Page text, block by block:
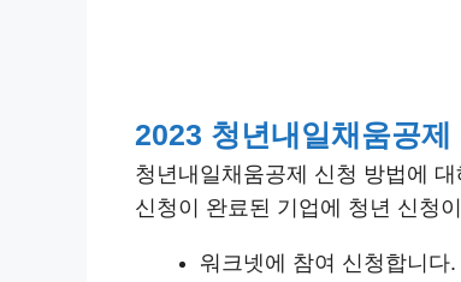
2023 청년내일채움공제
청년내일채움공제 신청 방법에
신청이 완료된 기업에 청년 신청
워크넷에 참여 신청합니다.